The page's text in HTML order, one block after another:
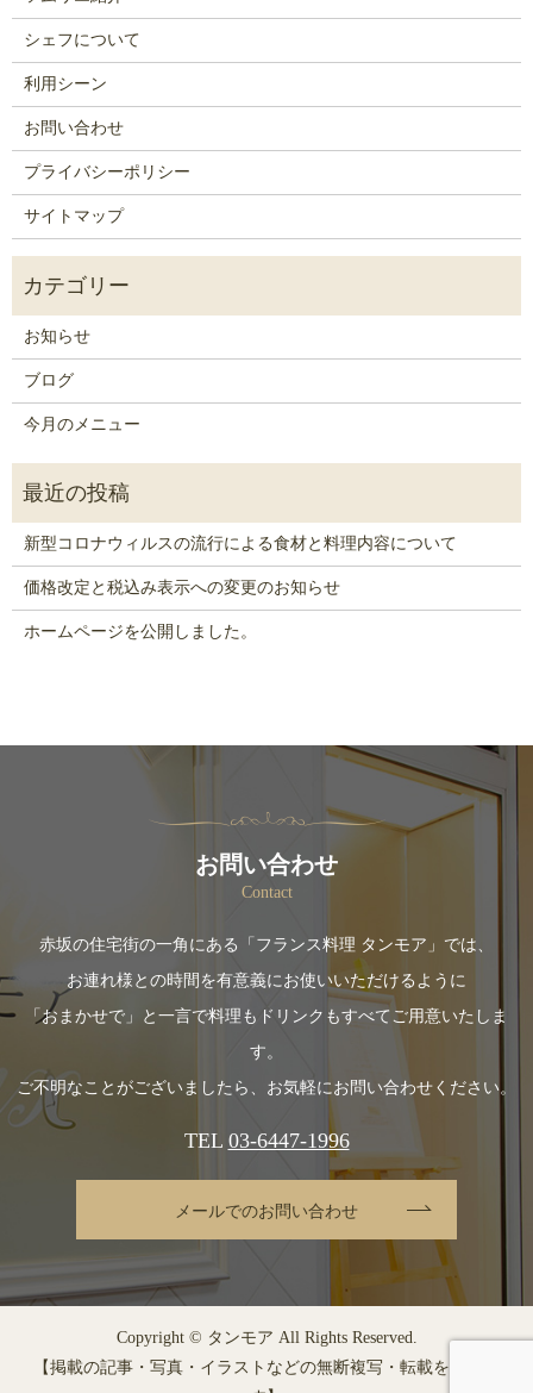
シェフについて
利用シーン
お問い合わせ
プライバシーポリシー
サイトマップ
お知らせ
ブログ
今月のメニュー
新型コロナウィルスの流行による食材と料理内容について
価格改定と税込み表示への変更のお知らせ
ホームページを公開しました。
お問い合わせ
Contact
赤坂の住宅街の一角にある「フランス料理 タンモア」では、
お連れ様との時間を有意義にお使いいただけるように
「おまかせで」と一言で料理もドリンクもすべてご用意いたしま
す。
ご不明なことがございましたら、お気軽にお問い合わせください。
TEL 03-6447-1996
メールでのお問い合わせ
Copyright © タンモア All Rights Reserved.
【掲載の記事・写真・イラストなどの無断複写・転載を禁じま